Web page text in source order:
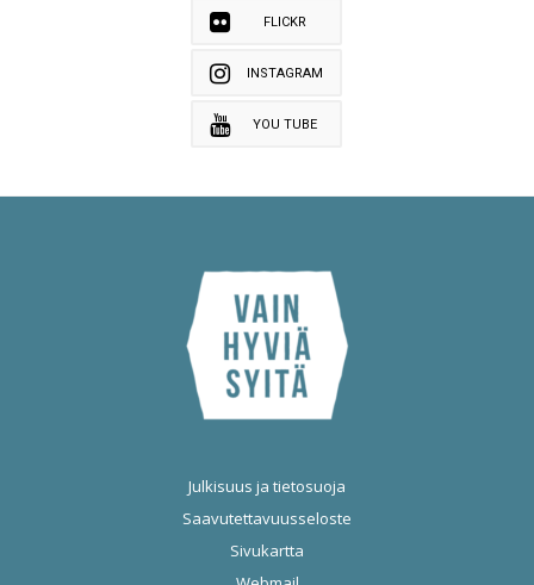
FLICKR
INSTAGRAM
YOU TUBE
Julkisuus ja tietosuoja
Saavutettavuusseloste
Sivukartta